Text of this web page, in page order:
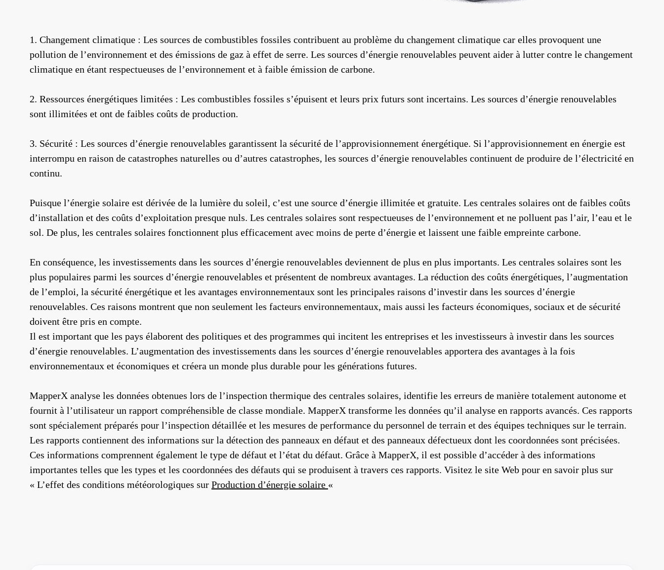
1. Changement climatique : Les sources de combustibles fossiles contribuent au problème du changement climatique car elles provoquent une
pollution de l’environnement et des émissions de gaz à effet de serre. Les sources d’énergie renouvelables peuvent aider à lutter contre le changement
climatique en étant respectueuses de l’environnement et à faible émission de carbone.
2. Ressources énergétiques limitées : Les combustibles fossiles s’épuisent et leurs prix futurs sont incertains. Les sources d’énergie renouvelables
sont illimitées et ont de faibles coûts de production.
3. Sécurité : Les sources d’énergie renouvelables garantissent la sécurité de l’approvisionnement énergétique. Si l’approvisionnement en énergie est
interrompu en raison de catastrophes naturelles ou d’autres catastrophes, les sources d’énergie renouvelables continuent de produire de l’électricité en
continu.
Puisque l’énergie solaire est dérivée de la lumière du soleil, c’est une source d’énergie illimitée et gratuite. Les centrales solaires ont de faibles coûts
d’installation et des coûts d’exploitation presque nuls. Les centrales solaires sont respectueuses de l’environnement et ne polluent pas l’air, l’eau et le
sol. De plus, les centrales solaires fonctionnent plus efficacement avec moins de perte d’énergie et laissent une faible empreinte carbone.
En conséquence, les investissements dans les sources d’énergie renouvelables deviennent de plus en plus importants. Les centrales solaires sont les
plus populaires parmi les sources d’énergie renouvelables et présentent de nombreux avantages. La réduction des coûts énergétiques, l’augmentation
de l’emploi, la sécurité énergétique et les avantages environnementaux sont les principales raisons d’investir dans les sources d’énergie
renouvelables. Ces raisons montrent que non seulement les facteurs environnementaux, mais aussi les facteurs économiques, sociaux et de sécurité
doivent être pris en compte.
Il est important que les pays élaborent des politiques et des programmes qui incitent les entreprises et les investisseurs à investir dans les sources
d’énergie renouvelables. L’augmentation des investissements dans les sources d’énergie renouvelables apportera des avantages à la fois
environnementaux et économiques et créera un monde plus durable pour les générations futures.
MapperX analyse les données obtenues lors de l’inspection thermique des centrales solaires, identifie les erreurs de manière totalement autonome et
fournit à l’utilisateur un rapport compréhensible de classe mondiale. MapperX transforme les données qu’il analyse en rapports avancés. Ces rapports
sont spécialement préparés pour l’inspection détaillée et les mesures de performance du personnel de terrain et des équipes techniques sur le terrain.
Les rapports contiennent des informations sur la détection des panneaux en défaut et des panneaux défectueux dont les coordonnées sont précisées.
Ces informations comprennent également le type de défaut et l’état du défaut. Grâce à MapperX, il est possible d’accéder à des informations
importantes telles que les types et les coordonnées des défauts qui se produisent à travers ces rapports. Visitez le site Web pour en savoir plus sur
« L’effet des conditions météorologiques sur Production d’énergie solaire «